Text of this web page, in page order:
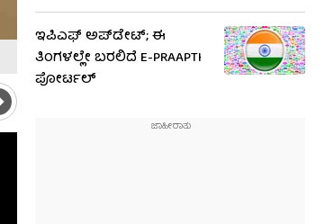
ಇಪಿಎಫ್ ಅಪ್​ಡೇಟ್; ಈ
ತಿಂಗಳಲ್ಲೇ ಬರಲಿದೆ E-PRAAPTI
ಪೋರ್ಟಲ್